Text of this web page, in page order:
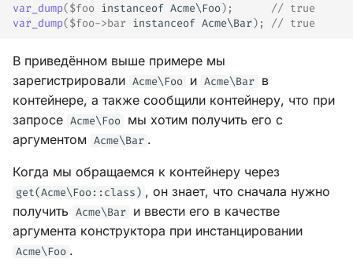
var_dump($foo instanceof Acme\Foo);
// true
var_dump($foo->bar instanceof Acme\Bar); // true
В приведённом выше примере мы
зарегистрировали Acme\Foo и Acme\Bar в
контейнере, а также сообщили контейнеру, что при
запросе Acme\Foo мы хотим получить его с
аргументом Acme\Bar .
Когда мы обращаемся к контейнеру через
get(Acme\Foo::class) , он знает, что сначала нужно
получить Acme\Bar и ввести его в качестве
аргумента конструктора при инстанцировании
Acme\Foo .